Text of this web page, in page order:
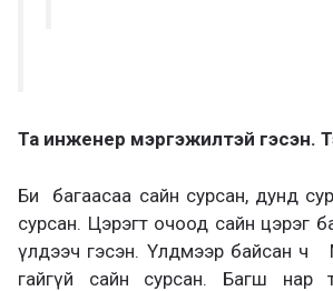
Та инженер мэргэжилтэй гэсэн.
Би багаасаа сайн сурсан, дунд
сурсан. Цэрэгт очоод сайн цэрэг
үлдээч гэсэн. Үлдмээр байсан ч
гайгүй сайн сурсан. Багш